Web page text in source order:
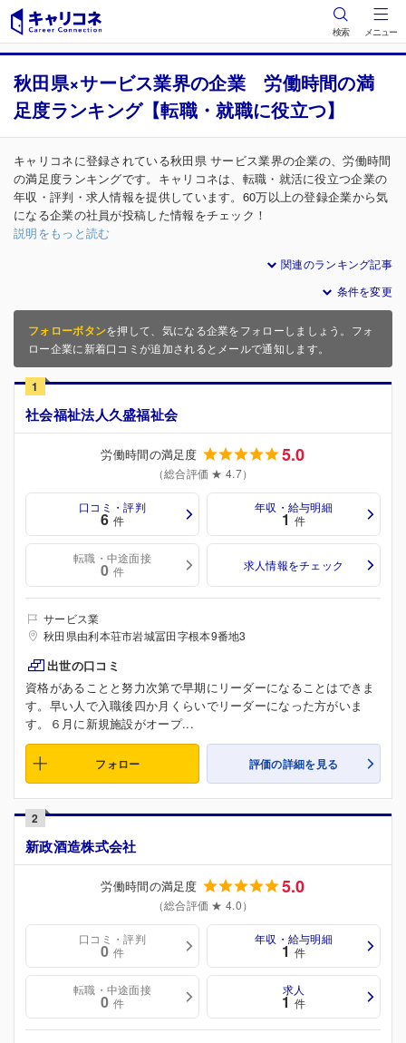
検索 メニュー
秋田県×サービス業界の企業 労働時間の満
足度ランキング【転職・就職に役立つ】
キャリコネに登録されている秋田県 サービス業界の企業の、労働時間
の満足度ランキングです。キャリコネは、転職・就活に役立つ企業の
年収・評判・求人情報を提供しています。60万以上の登録企業から気
になる企業の社員が投稿した情報をチェック！
説明をもっと読む
関連のランキング記事
条件を変更
フォローボタンを押して、気になる企業をフォローしましょう。フォ
ロー企業に新着口コミが追加されるとメールで通知します。
1
社会福祉法人久盛福祉会
労働時間の満足度 5.0
（総合評価 ★ 4.7）
口コミ・評判
6 件
年収・給与明細
1 件
転職・中途面接
0 件 求人情報をチェック
サービス業
秋田県由利本荘市岩城冨田字根本9番地3
出世の口コミ
資格があることと努力次第で早期にリーダーになることはできま
す。早い人で入職後四か月くらいでリーダーになった方がいま
す。６月に新規施設がオープ...
フォロー 評価の詳細を見る
2
新政酒造株式会社
労働時間の満足度 5.0
（総合評価 ★ 4.0）
口コミ・評判
0 件
年収・給与明細
1 件
転職・中途面接
0 件
求人
1 件